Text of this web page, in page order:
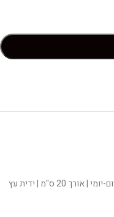
20 ס"מ | ידית עץ